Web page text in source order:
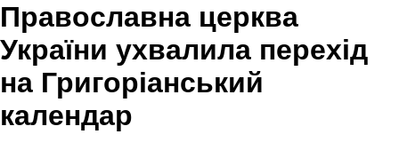
Православна церква
України ухвалила перехід
на Григоріанський
календар